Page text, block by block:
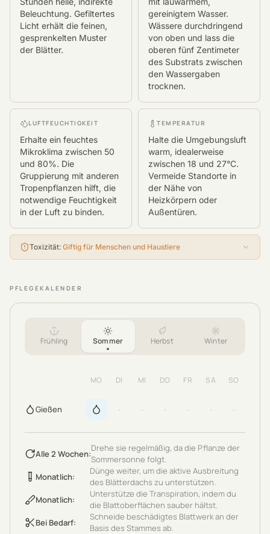
Beleuchtung. Gefiltertes
Licht erhält die feinen,
gesprenkelten Muster
der Blätter.
gereinigtem Wasser.
Wässere durchdringend
von oben und lass die
oberen fünf Zentimeter
des Substrats zwischen
den Wassergaben
trocknen.
LUFTFEUCHTIGKEIT
Erhalte ein feuchtes
Mikroklima zwischen 50
und 80%. Die
Gruppierung mit anderen
Tropenpflanzen hilft, die
notwendige Feuchtigkeit
in der Luft zu binden.
TEMPERATUR
Halte die Umgebungsluft
warm, idealerweise
zwischen 18 und 27°C.
Vermeide Standorte in
der Nähe von
Heizkörpern oder
Außentüren.
Toxizität: Giftig für Menschen und Haustiere
PFLEGEKALENDER
Frühling Sommer Herbst Winter
MO DI MI DO FR SA SO
Gießen · · · · · ·
Alle 2 Wochen:
Drehe sie regelmäßig, da die Pflanze der
Sommersonne folgt.
Monatlich:
Dünge weiter, um die aktive Ausbreitung
des Blätterdachs zu unterstützen.
Monatlich:
Unterstütze die Transpiration, indem du
die Blattoberflächen sauber hältst.
Bei Bedarf:
Schneide beschädigtes Blattwerk an der
Basis des Stammes ab.